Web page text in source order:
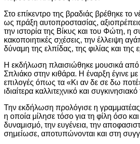
Στο επίκεντρο της βραδιάς βρέθηκε
ως πράξη αυτοπροστασίας,
την ιστορία της Βίκυς και του Φώτη, η
κακοποιητικές σχέσεις, την έλλειψη
δύναμη της ελπίδας, της φιλίας και της
Η εκδήλωση πλαισιώθηκε μουσικά από
Σπλιάκο στην κιθάρα. Η έναρξη έγινε
επιλογές όπως τα «Κι αν δε σε δω
ιδιαίτερα καλλιτεχνικό και
Την εκδήλωση προλόγισε η
η οποία μίλησε τόσο για τη φίλη όσο
δυναμισμό, την ευγένεια, την
σημείωσε, αποτυπώνονται και στη